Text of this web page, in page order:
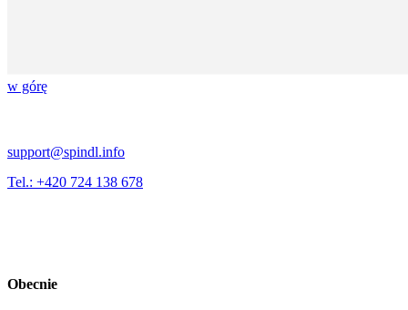
w górę
support@spindl.info
Tel.: +420 724 138 678
Obecnie